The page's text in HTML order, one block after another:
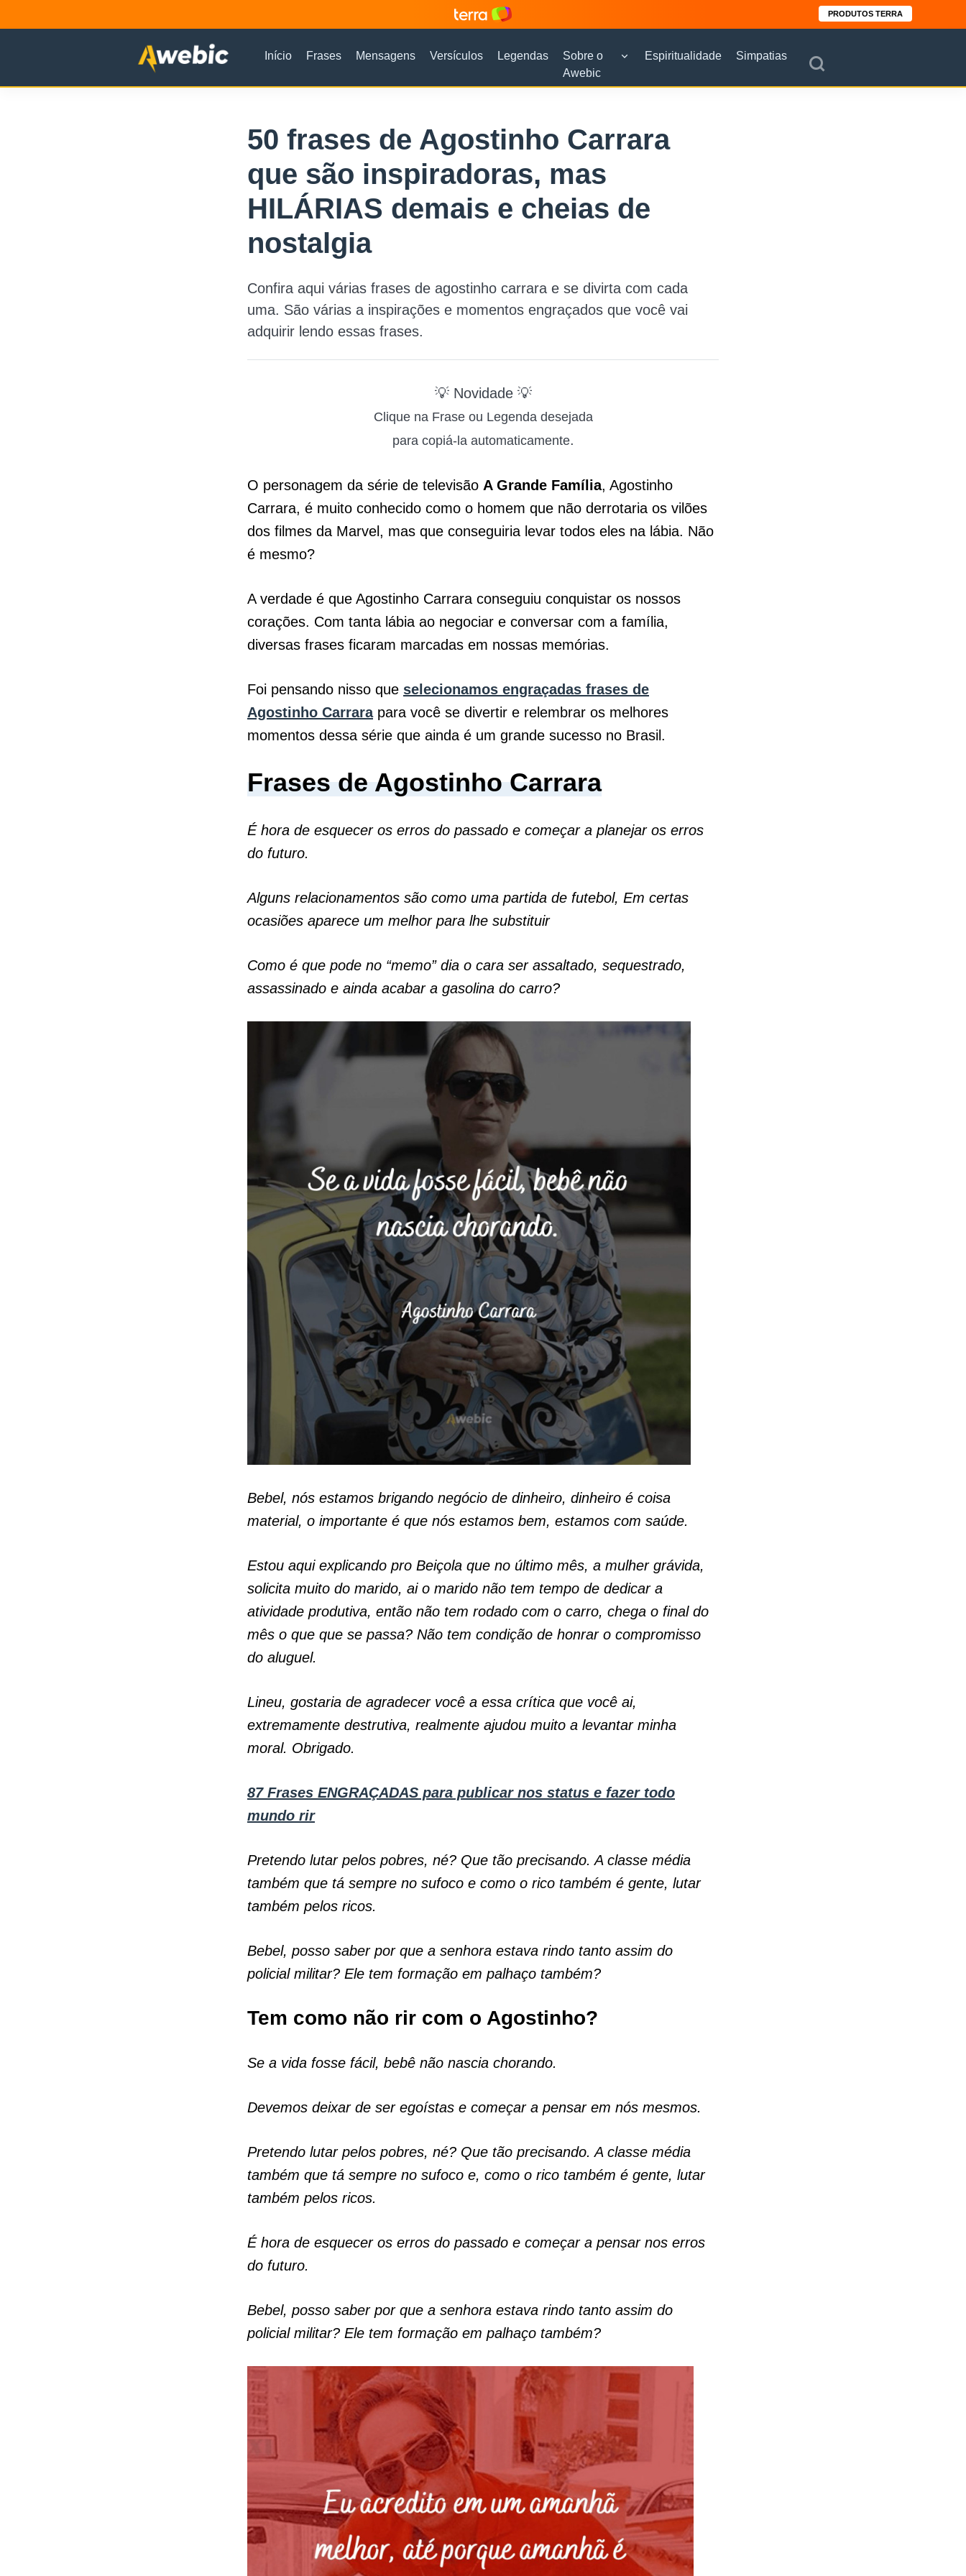
PRODUTOS TERRA
Início Frases Mensagens Versículos Legendas
Sobre o
Awebic
Espiritualidade Simpatias
50 frases de Agostinho Carrara
que são inspiradoras, mas
HILÁRIAS demais e cheias de
nostalgia
Confira aqui várias frases de agostinho carrara e se divirta com cada
uma. São várias a inspirações e momentos engraçados que você vai
adquirir lendo essas frases.
💡 Novidade 💡
Clique na Frase ou Legenda desejada
para copiá-la automaticamente.
O personagem da série de televisão A Grande Família, Agostinho
Carrara, é muito conhecido como o homem que não derrotaria os vilões
dos filmes da Marvel, mas que conseguiria levar todos eles na lábia. Não
é mesmo?
A verdade é que Agostinho Carrara conseguiu conquistar os nossos
corações. Com tanta lábia ao negociar e conversar com a família,
diversas frases ficaram marcadas em nossas memórias.
Foi pensando nisso que selecionamos engraçadas frases de
Agostinho Carrarapara você se divertir e relembrar os melhores
momentos dessa série que ainda é um grande sucesso no Brasil.
Frases de Agostinho Carrara
É hora de esquecer os erros do passado e começar a planejar os erros
do futuro.
Alguns relacionamentos são como uma partida de futebol, Em certas
ocasiões aparece um melhor para lhe substituir
Como é que pode no “memo” dia o cara ser assaltado, sequestrado,
assassinado e ainda acabar a gasolina do carro?
Bebel, nós estamos brigando negócio de dinheiro, dinheiro é coisa
material, o importante é que nós estamos bem, estamos com saúde.
Estou aqui explicando pro Beiçola que no último mês, a mulher grávida,
solicita muito do marido, ai o marido não tem tempo de dedicar a
atividade produtiva, então não tem rodado com o carro, chega o final do
mês o que que se passa? Não tem condição de honrar o compromisso
do aluguel.
Lineu, gostaria de agradecer você a essa crítica que você ai,
extremamente destrutiva, realmente ajudou muito a levantar minha
moral. Obrigado.
87 Frases ENGRAÇADAS para publicar nos status e fazer todo
mundo rir
Pretendo lutar pelos pobres, né? Que tão precisando. A classe média
também que tá sempre no sufoco e como o rico também é gente, lutar
também pelos ricos.
Bebel, posso saber por que a senhora estava rindo tanto assim do
policial militar? Ele tem formação em palhaço também?
Tem como não rir com o Agostinho?
Se a vida fosse fácil, bebê não nascia chorando.
Devemos deixar de ser egoístas e começar a pensar em nós mesmos.
Pretendo lutar pelos pobres, né? Que tão precisando. A classe média
também que tá sempre no sufoco e, como o rico também é gente, lutar
também pelos ricos.
É hora de esquecer os erros do passado e começar a pensar nos erros
do futuro.
Bebel, posso saber por que a senhora estava rindo tanto assim do
policial militar? Ele tem formação em palhaço também?